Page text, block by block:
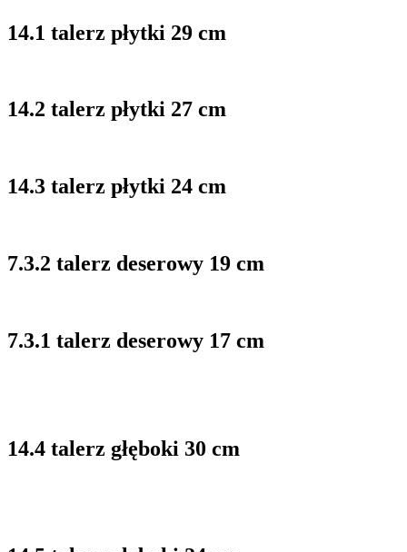
14.1 talerz płytki 29 cm
14.2 talerz płytki 27 cm
14.3 talerz płytki 24 cm
7.3.2 talerz deserowy 19 cm
7.3.1 talerz deserowy 17 cm
14.4 talerz głęboki 30 cm